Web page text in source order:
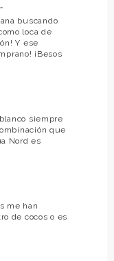
buscando
loca de
Y ese
¡Besos
siempre
que
Nord es
me han
de cocos o es